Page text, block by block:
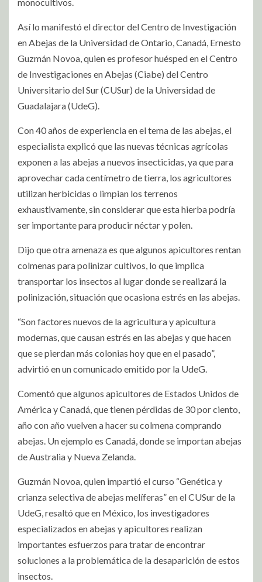
Así lo manifestó el director del Centro de Investigación
en Abejas de la Universidad de Ontario, Canadá, Ernesto
Guzmán Novoa, quien es profesor huésped en el Centro
de Investigaciones en Abejas (Ciabe) del Centro
Universitario del Sur (CUSur) de la Universidad de
Guadalajara (UdeG).
Con 40 años de experiencia en el tema de las abejas, el
especialista explicó que las nuevas técnicas agrícolas
exponen a las abejas a nuevos insecticidas, ya que para
aprovechar cada centímetro de tierra, los agricultores
utilizan herbicidas o limpian los terrenos
exhaustivamente, sin considerar que esta hierba podría
ser importante para producir néctar y polen.
Dijo que otra amenaza es que algunos apicultores rentan
colmenas para polinizar cultivos, lo que implica
transportar los insectos al lugar donde se realizará la
polinización, situación que ocasiona estrés en las abejas.
“Son factores nuevos de la agricultura y apicultura
modernas, que causan estrés en las abejas y que hacen
que se pierdan más colonias hoy que en el pasado”,
advirtió en un comunicado emitido por la UdeG.
Comentó que algunos apicultores de Estados Unidos de
América y Canadá, que tienen pérdidas de 30 por ciento,
año con año vuelven a hacer su colmena comprando
abejas. Un ejemplo es Canadá, donde se importan abejas
de Australia y Nueva Zelanda.
Guzmán Novoa, quien impartió el curso “Genética y
crianza selectiva de abejas melíferas” en el CUSur de la
UdeG, resaltó que en México, los investigadores
especializados en abejas y apicultores realizan
importantes esfuerzos para tratar de encontrar
soluciones a la problemática de la desaparición de estos
insectos.